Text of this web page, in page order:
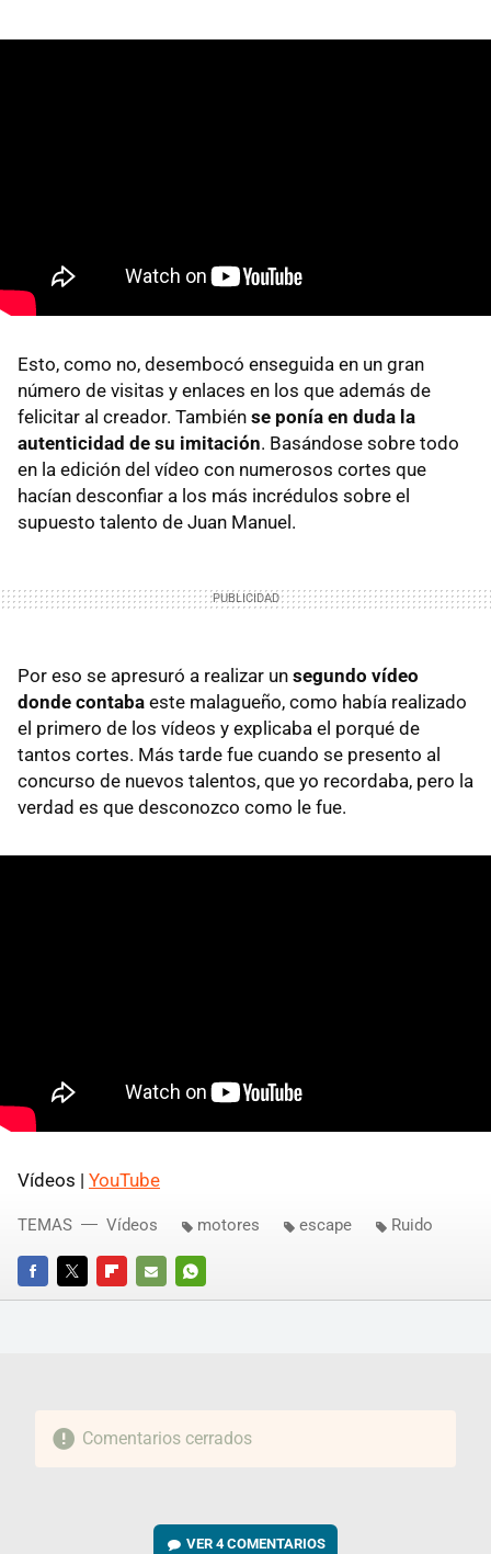
Esto, como no, desembocó enseguida en un gran
número de visitas y enlaces en los que además de
felicitar al creador. También se ponía en duda la
autenticidad de su imitación. Basándose sobre todo
en la edición del vídeo con numerosos cortes que
hacían desconfiar a los más incrédulos sobre el
supuesto talento de Juan Manuel.
Por eso se apresuró a realizar un segundo vídeo
donde contaba este malagueño, como había realizado
el primero de los vídeos y explicaba el porqué de
tantos cortes. Más tarde fue cuando se presento al
concurso de nuevos talentos, que yo recordaba, pero la
verdad es que desconozco como le fue.
Vídeos | YouTube
FACEBOOKTWITTERFLIPBOARD
E-
WHATSAPP
TEMAS Vídeos motores escape Ruido
Comentarios cerrados
VER4 COMENTARIOS